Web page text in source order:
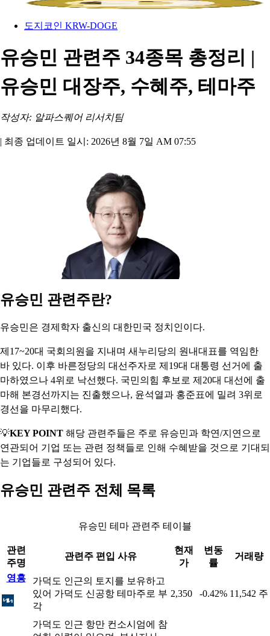
도지코인 KRW-DOGE
유승민 관련주 34종목 총정리 |
유승민 대장주, 수혜주, 테마주
작성자: 알파스퀘어 리서치팀
| 최종 업데이트 일시: 2026년 8월 7일 AM 07:55
유승민 관련주란?
유승민은 경제학자 출신의 대한민국 정치인이다.
제17~20대 국회의원을 지내며 새누리당의 원내대표를 역임한
바 있다. 이후 바른정당의 대선주자로 제19대 대통령 선거에 출
마하였으나 4위로 낙선했다. 국민의힘 후보로 제20대 대선에 출
마해 본경선까지는 진출했으나, 윤석열과 홍준표에 밀려 3위로
경선을 마무리했다.
💡KEY POINT 해당 관련주들은 주로 유승민과 학연/지연으로
연관되어 기업 또는 관련 정책들로 인해 수혜받을 것으로 기대되
는 기업들로 구성되어 있다.
유승민 관련주 전체 목록
유승민 테마 관련주 테이블
관련
주명
관련주 편입 사유
현재
가
변동
률
거래량
영흥
가덕도 인근의 토지를 보유하고
있어 가덕도 신공항 테마주로 부
각
2,350 -0.42% 11,542 주
가덕도 인근 항만 컨소시엄에 참